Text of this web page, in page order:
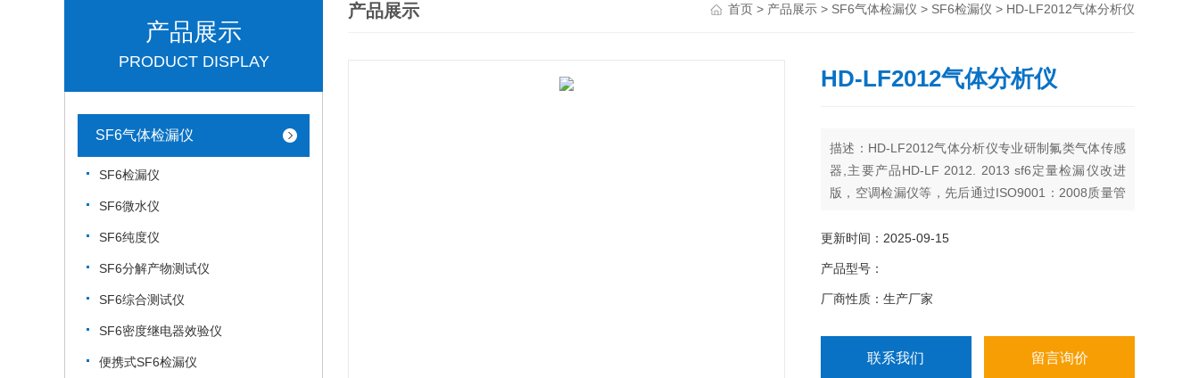
产品展示
PRODUCT DISPLAY
SF6气体检漏仪
SF6检漏仪
SF6微水仪
SF6纯度仪
SF6分解产物测试仪
SF6综合测试仪
SF6密度继电器效验仪
便携式SF6检漏仪
产品展示 首页 > 产品展示 > SF6气体检漏仪 > SF6检漏仪 > HD-LF2012气体分析仪
HD-LF2012气体分析仪
描述：HD-LF2012气体分析仪专业研制氟类气体传感
器,主要产品HD-LF 2012. 2013 sf6定量检漏仪改进
版，空调检漏仪等，先后通过ISO9001：2008质量管
二等奖。正在申请国家科技部创新基金。 HD-LF
2012 sf6定量检漏仪改进版产品是目前该系列产品的
同行
更新时间：2025-09-15
产品型号：
厂商性质：生产厂家
联系我们 留言询价